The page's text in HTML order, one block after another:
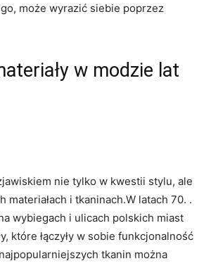
może wyrazić siebie poprzez
w modzie lat
nie tylko w kwestii stylu, ale
materiałach i tkaninach.W latach 70. .
wybiegach i ulicach polskich miast
które łączyły w sobie funkcjonalność
tkanin można